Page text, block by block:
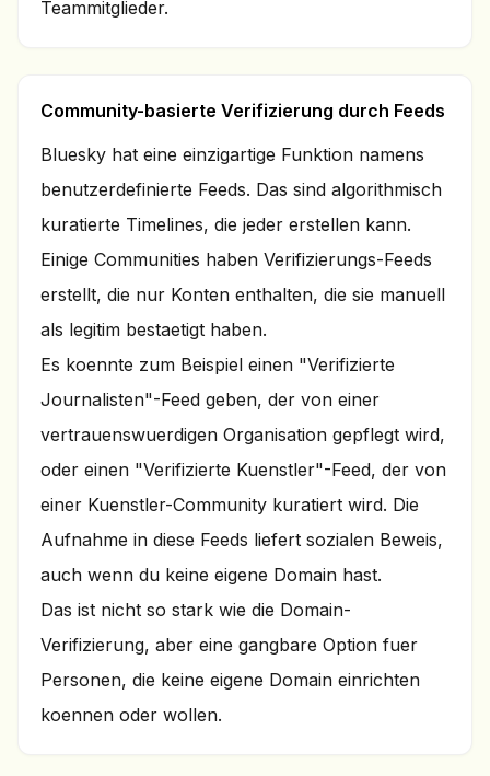
Teammitglieder.
Community-basierte Verifizierung durch Feeds
Bluesky hat eine einzigartige Funktion namens
benutzerdefinierte Feeds. Das sind algorithmisch
kuratierte Timelines, die jeder erstellen kann.
Einige Communities haben Verifizierungs-Feeds
erstellt, die nur Konten enthalten, die sie manuell
als legitim bestaetigt haben.
Es koennte zum Beispiel einen "Verifizierte
Journalisten"-Feed geben, der von einer
vertrauenswuerdigen Organisation gepflegt wird,
oder einen "Verifizierte Kuenstler"-Feed, der von
einer Kuenstler-Community kuratiert wird. Die
Aufnahme in diese Feeds liefert sozialen Beweis,
auch wenn du keine eigene Domain hast.
Das ist nicht so stark wie die Domain-
Verifizierung, aber eine gangbare Option fuer
Personen, die keine eigene Domain einrichten
koennen oder wollen.